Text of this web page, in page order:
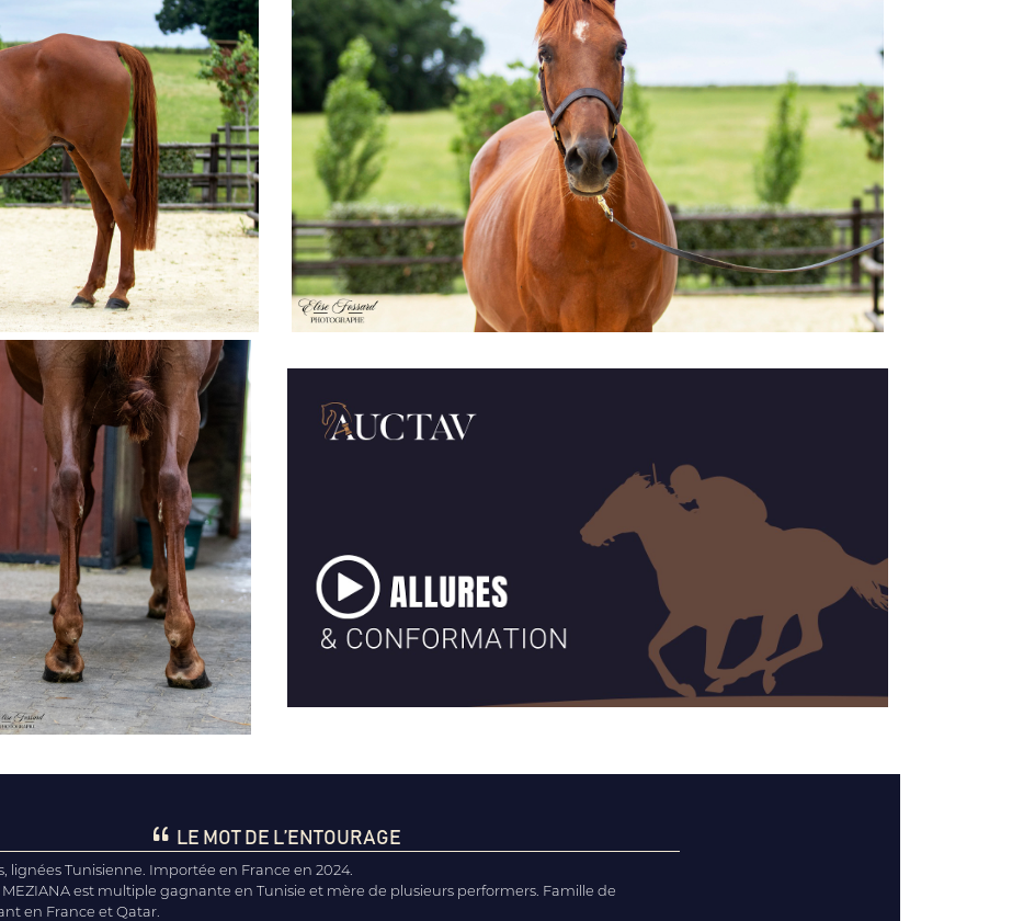
LE MOT DE L’ENTOURAGE
lignées Tunisienne. Importée en France en 2024.
est multiple gagnante en Tunisie et mère de plusieurs performers. Famille de
en France et Qatar.